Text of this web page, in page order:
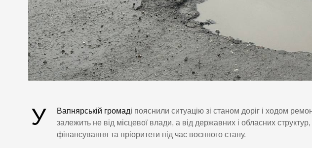
У Вапнярській громаді пояснили ситуацію зі станом доріг і ходом
залежить не від місцевої влади, а від державних і обласних
фінансування та пріоритети під час воєнного стану.